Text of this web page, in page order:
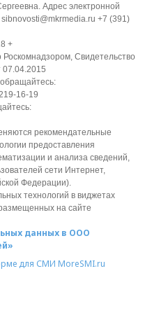
Адрес электронной
+7 (391)
+
Свидетельство
16-19
рекомендательные
предоставления
и анализа сведений,
сети Интернет,
Федерации).
технологий в виджетах
на сайте
данных в ООО
для СМИ MoreSMI.ru